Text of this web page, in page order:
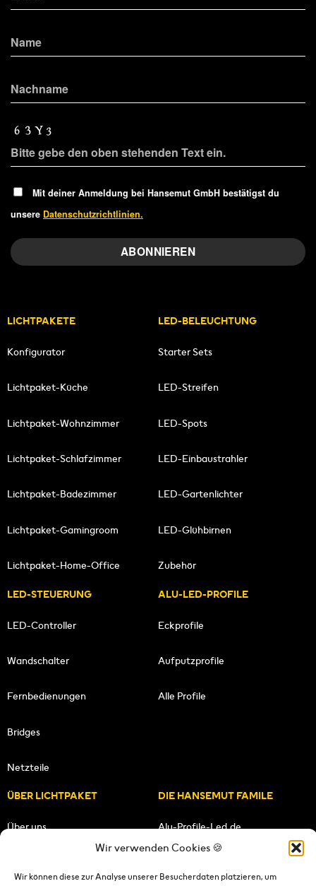
Wir verwenden Cookies 🍪
Wir können diese zur Analyse unserer Besucherdaten platzieren, um
Mit deiner Anmeldung bei Hansemut GmbH bestätigst du
unsere Datenschutzrichtlinien.
LICHTPAKETE
Konfigurator
Lichtpaket-Küche
Lichtpaket-Wohnzimmer
Lichtpaket-Schlafzimmer
Lichtpaket-Badezimmer
Lichtpaket-Gamingroom
Lichtpaket-Home-Office
LED-BELEUCHTUNG
Starter Sets
LED-Streifen
LED-Spots
LED-Einbaustrahler
LED-Gartenlichter
LED-Glühbirnen
Zubehör
LED-STEUERUNG
LED-Controller
Wandschalter
Fernbedienungen
Bridges
Netzteile
ALU-LED-PROFILE
Eckprofile
Aufputzprofile
Alle Profile
ÜBER LICHTPAKET
Über uns
DIE HANSEMUT FAMILE
Alu-Profile-Led.de